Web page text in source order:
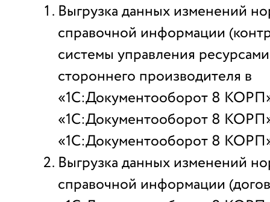
Выгрузка данных изменений
справочной информации
системы управления
стороннего производителя в
«1С:Документооборот 8
«1С:Документооборот 8
«1С:Документооборот 8
Выгрузка данных изменений
справочной информации